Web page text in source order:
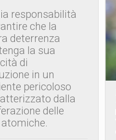
responsabilità
che la
deterrenza
la sua
di
in un
pericoloso
dalla
delle